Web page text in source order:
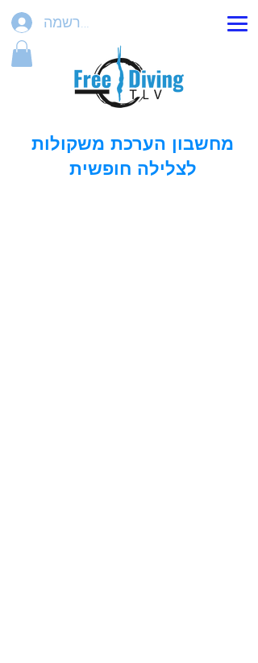
הרשמה
מחשבון הערכת משקולות
לצלילה חופשית